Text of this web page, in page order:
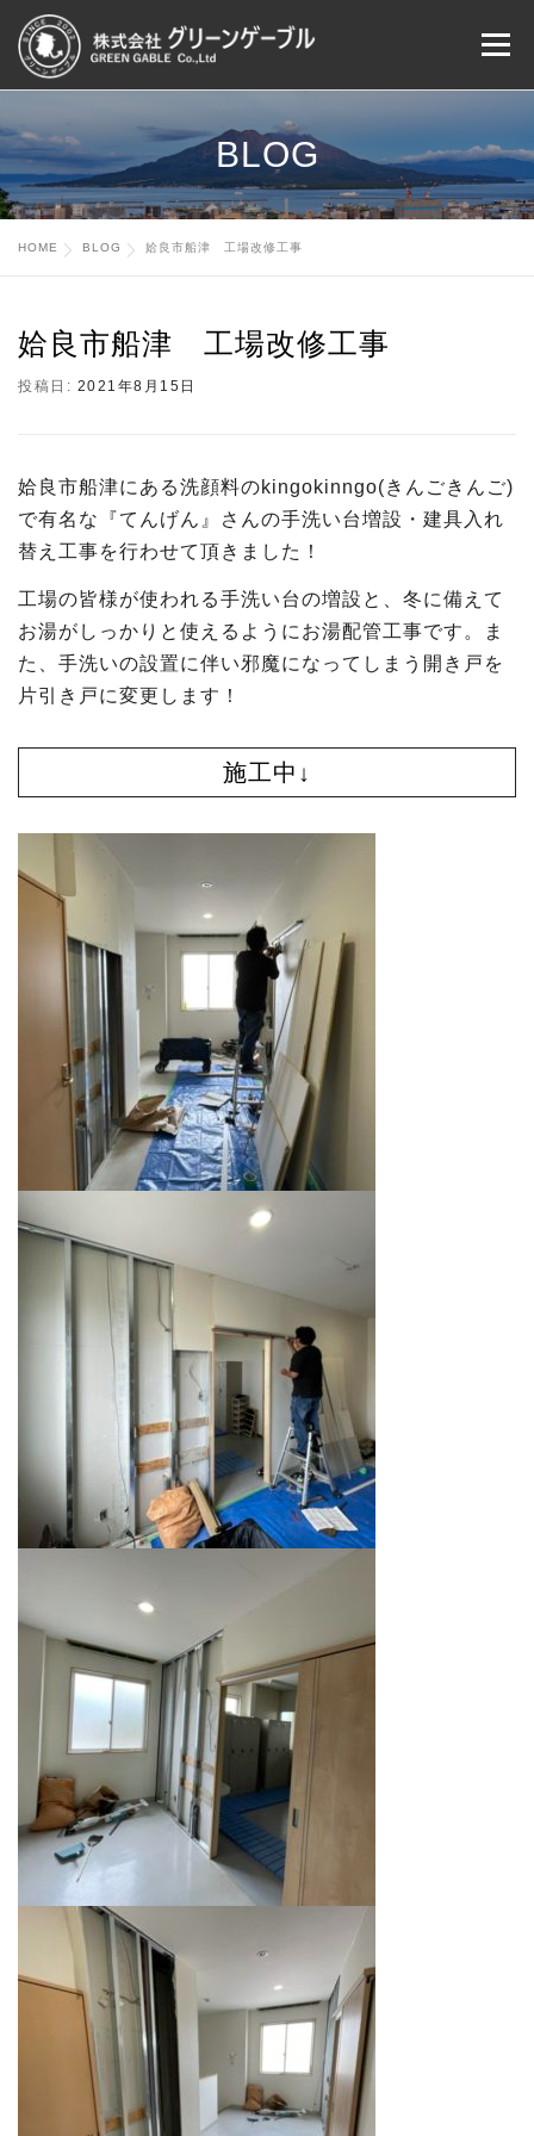
ン
ツ
へ
ス
キ
メニ
HOME CONCEPT WORKS
BLOG COMPANY CONTACT US
BLOG
HOME BLOG 姶良市船津 工場改修工事
姶良市船津 工場改修工事
投稿日: 2021年8月15日
姶良市船津にある洗顔料のkingokinngo(きんごきんご)
で有名な『てんげん』さんの手洗い台増設・建具入れ
替え工事を行わせて頂きました！
工場の皆様が使われる手洗い台の増設と、冬に備えて
お湯がしっかりと使えるようにお湯配管工事です。ま
た、手洗いの設置に伴い邪魔になってしまう開き戸を
片引き戸に変更します！
施工中↓